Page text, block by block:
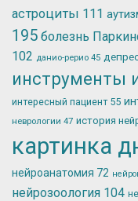
астроциты 111
195 болезнь
102 данио-рерио 45
инструменты
интересный пациент 55
неврологии 47 история
картинка
нейроанатомия 72
нейрозоология 104